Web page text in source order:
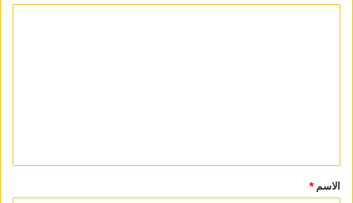
*
الاسم *